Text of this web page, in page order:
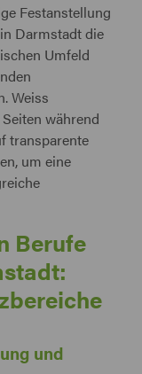
Festanstellung
Darmstadt die
Umfeld
Weiss
während
transparente
um eine
Berufe
und